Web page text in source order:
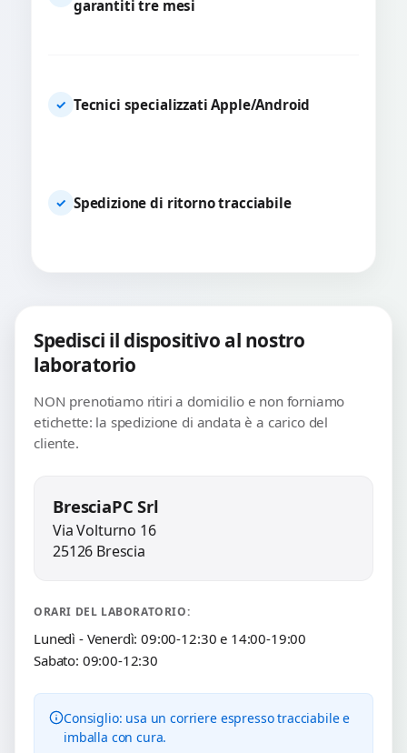
garantiti tre mesi
✓ Tecnici specializzati Apple/Android
✓ Spedizione di ritorno tracciabile
Spedisci il dispositivo al nostro
laboratorio
NON prenotiamo ritiri a domicilio e non forniamo
etichette: la spedizione di andata è a carico del
cliente.
BresciaPC Srl
Via Volturno 16
25126 Brescia
ORARI DEL LABORATORIO:
Lunedì - Venerdì: 09:00-12:30 e 14:00-19:00
Sabato: 09:00-12:30
Consiglio: usa un corriere espresso tracciabile e
imballa con cura.